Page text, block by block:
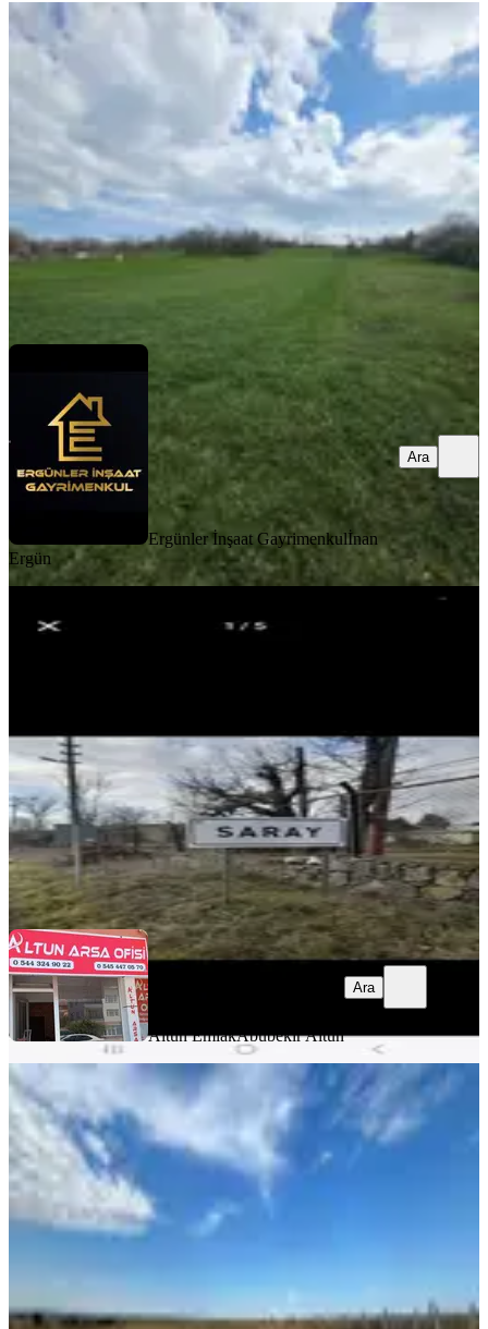
%
Saray Kurtdere'de Doğayla İç İçe
%75 İmarlı Satılık Arsa
2.651/m²· 27.03.2026
2.245.000 ₺ 2.290.000 ₺
Ergünler İnşaat Gayrimenkulİnan
Ergün
Ara
Tekirdağ Saray Kurtdere 293 Metre
430.000 ₺
Altun EmlakAbubekir Altun
Ara
Altun EmlakAbubekir Altun
Ara
Medetoglu'ndan Saray Kurtdere De
Tek Tapu 2.210 M2 Satılık
Tekirdağ, Saray
2210 m²
882/m² ·
1.950.000 ₺